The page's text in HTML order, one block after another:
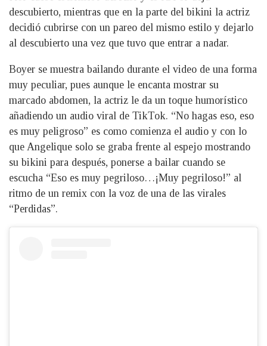
descubierto, mientras que en la parte del bikini la actriz
decidió cubrirse con un pareo del mismo estilo y dejarlo
al descubierto una vez que tuvo que entrar a nadar.
Boyer se muestra bailando durante el video de una forma
muy peculiar, pues aunque le encanta mostrar su
marcado abdomen, la actriz le da un toque humorístico
añadiendo un audio viral de TikTok. “No hagas eso, eso
es muy peligroso” es como comienza el audio y con lo
que Angelique solo se graba frente al espejo mostrando
su bikini para después, ponerse a bailar cuando se
escucha “Eso es muy pegriloso…¡Muy pegriloso!” al
ritmo de un remix con la voz de una de las virales
“Perdidas”.